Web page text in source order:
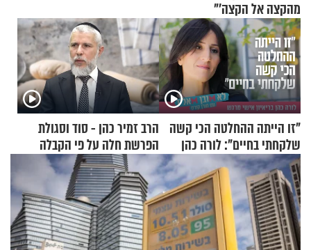
מהקצה אל הקצה'"
"זו הייתה ההחלטה הכי קשה
שלקחתי בחיים": לורה כהן
בריאיון אישי מרגש
הרב זמיר כהן - סוד וסגולת
הפרשת חלה על פי הקבלה